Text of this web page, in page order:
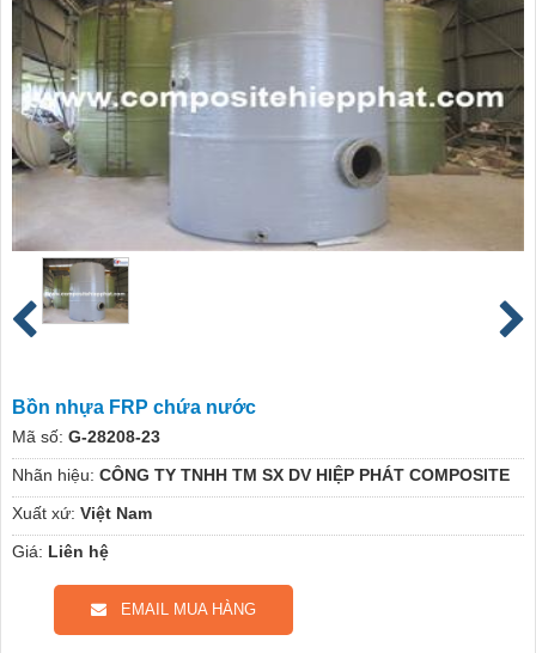
Bồn nhựa FRP chứa nước
Mã số: G-28208-23
Nhãn hiệu: CÔNG TY TNHH TM SX DV HIỆP PHÁT COMPOSITE
Xuất xứ: Việt Nam
Giá: Liên hệ
EMAIL MUA HÀNG